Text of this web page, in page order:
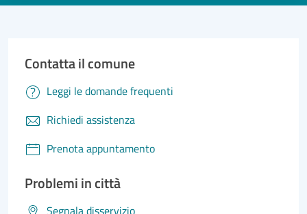
Contatta il comune
Leggi le domande frequenti
Richiedi assistenza
Prenota appuntamento
Problemi in città
Segnala disservizio